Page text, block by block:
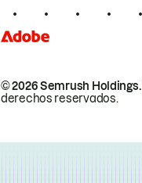
© 2026 Semrush Holdings.
derechos reservados.